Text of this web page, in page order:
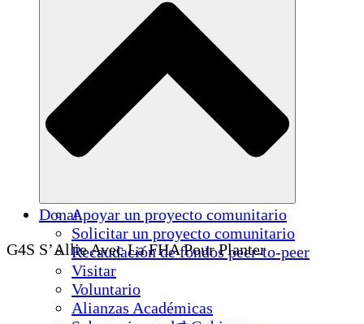
Apoyar un proyecto comunitario
Solicitar un proyecto comunitario
Recaudación de fondos peer-to-peer
Visitar
Voluntario
Alianzas Académicas
Donar
G4S S’Allie Avec La FHA Pour Planter